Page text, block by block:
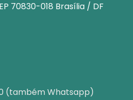
70830-018 Brasília / DF
(também Whatsapp)